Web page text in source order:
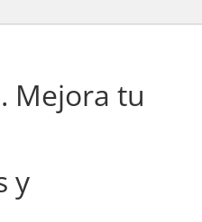
Mejora tu
y